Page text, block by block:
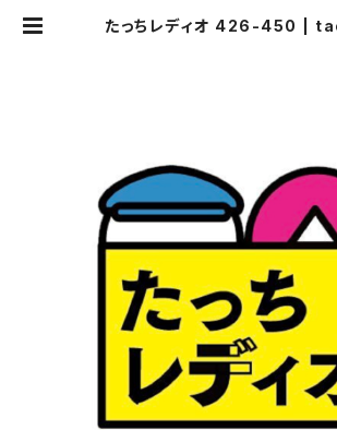
たっちレディオ 426-450 |